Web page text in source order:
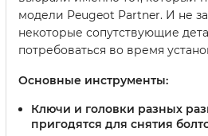
модели Peugeot Partner. И не
некоторые сопутствующие
потребоваться во время
Основные инструменты:
Ключи и головки разных
пригодятся для снятия